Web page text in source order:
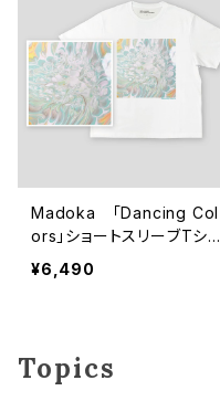
Madoka 「Dancing Col
ors」ショートスリーブTシャ
ツ
¥6,490
Topics